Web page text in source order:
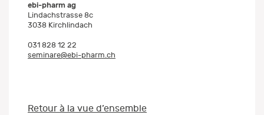
ebi-pharm ag
Lindachstrasse 8c
3038 Kirchlindach
031 828 12 22
seminare@ebi-pharm.ch
Retour à la vue d’ensemble